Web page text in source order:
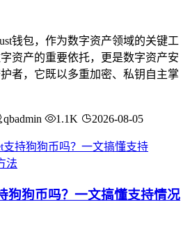
钱包，作为数字资产领域的关键工
资产的重要依托，更是数字资产安
者，它既以多重加密、私钥自主掌
qbadmin 1.1K 2026-08-05
狗狗币吗？一文搞懂支持情况